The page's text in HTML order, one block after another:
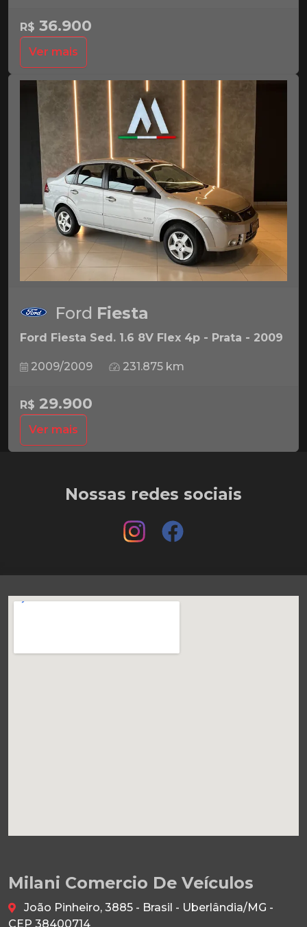
R$ 36.900
Ver mais
Ford Fiesta
Ford Fiesta Sed. 1.6 8V Flex 4p - Prata - 2009
2009/2009 231.875 km
R$ 29.900
Ver mais
Nossas redes sociais
Milani Comercio De Veículos
João Pinheiro, 3885 - Brasil - Uberlândia/MG -
CEP 38400714